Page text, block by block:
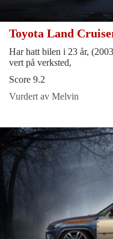
Toyota Land
Har hatt bilen i 23 år,
vert på verksted,
Score 9.2
Vurdert av Melvin